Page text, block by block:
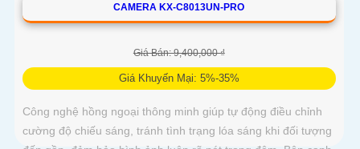
CAMERA KX-C8013UN-PRO
Giá Bán: 9,400,000 ₫
Giá Khuyến Mại: 5%-35%
Công nghệ hồng ngoại thông minh giúp tự động điều chỉnh
cường độ chiếu sáng, tránh tình trạng lóa sáng khi đối tượng